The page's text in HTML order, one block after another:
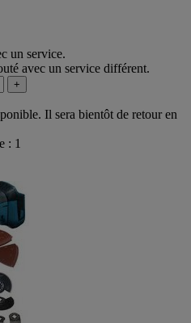
un service.
avec un service différent.
+
Il sera bientôt de retour en
: 1